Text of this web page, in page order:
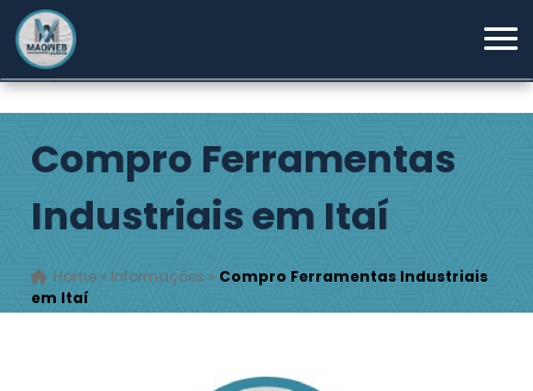
Compro Ferramentas
Industriais em Itaí
Home » Informações » Compro Ferramentas Industriais
em Itaí